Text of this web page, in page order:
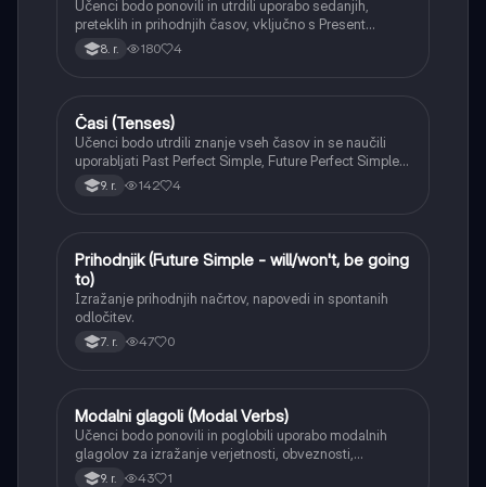
Učenci bodo ponovili in utrdili uporabo sedanjih,
preteklih in prihodnjih časov, vključno s Present
Perfect Simple in Past Continuous. Naučili se bodo
razlikovati med njimi in jih pravilno uporabljati v
8. r. 180 4
Angleščina
Časi (Tenses)
Učenci bodo utrdili znanje vseh časov in se naučili
uporabljati Past Perfect Simple, Future Perfect Simple
ter Conditional sentences (vse vrste).
9. r. 142 4
Angleščina
Prihodnjik (Future Simple - will/won't, be going
to)
Izražanje prihodnjih načrtov, napovedi in spontanih
odločitev.
7. r. 47 0
Angleščina
Modalni glagoli (Modal Verbs)
Učenci bodo ponovili in poglobili uporabo modalnih
glagolov za izražanje verjetnosti, obveznosti,
dovoljenja in sklepanja.
9. r. 43 1